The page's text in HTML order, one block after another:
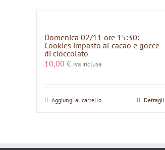
Domenica 02/11 ore 15:30:
Cookies impasto al cacao e gocce
di cioccolato
10,00 € iva inclusa
Aggiungi al carrello Dettagli